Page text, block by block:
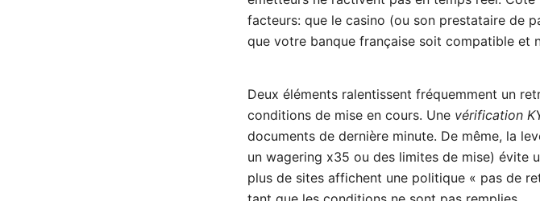
facteurs: que le casino (ou son prestataire de
que votre banque française soit compatible et
Deux éléments ralentissent fréquemment un
conditions de mise en cours. Une vérification
documents de dernière minute. De même, la
un wagering x35 ou des limites de mise) évite
plus de sites affichent une politique « pas de